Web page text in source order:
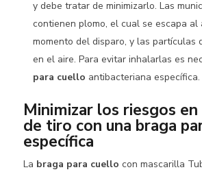
y debe tratar de minimizarlo. Las
contienen plomo, el cual se escapa al
momento del disparo, y las partículas
en el aire. Para evitar inhalarlas es
para cuello antibacteriana específica.
Minimizar los riesgos
de tiro con una braga
específica
La braga para cuello con mascarilla